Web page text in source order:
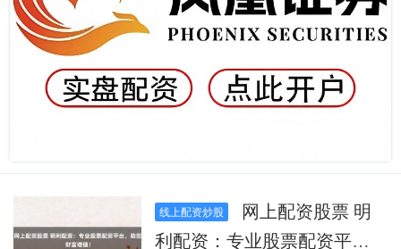
线上配资炒股
利配资：专业股票配资平